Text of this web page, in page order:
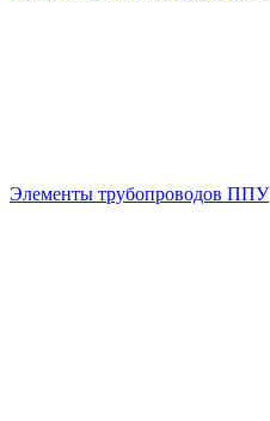
Элементы трубопроводов ППУ